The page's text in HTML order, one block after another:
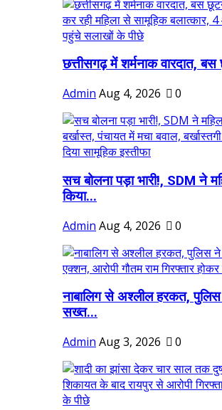
छत्तीसगढ़ में शर्मनाक वारदात,
Admin Aug 4, 2026 0
सच बोलना पड़ा भारी!, SDM ने
किया...
Admin Aug 4, 2026 0
नाबालिग से अश्लील हरकत,
सख्त...
Admin Aug 3, 2026 0